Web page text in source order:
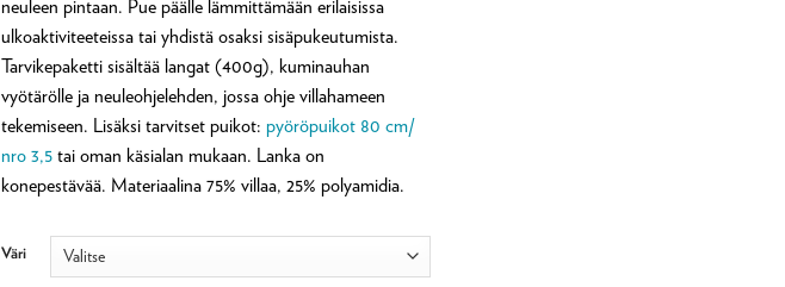
neuleen pintaan. Pue päälle lämmittämään erilaisissa
ulkoaktiviteeteissa tai yhdistä osaksi sisäpukeutumista.
Tarvikepaketti sisältää langat (400g), kuminauhan
vyötärölle ja neuleohjelehden, jossa ohje villahameen
tekemiseen. Lisäksi tarvitset puikot: pyöröpuikot 80 cm/
nro 3,5 tai oman käsialan mukaan. Lanka on
konepestävää. Materiaalina 75% villaa, 25% polyamidia.
Väri